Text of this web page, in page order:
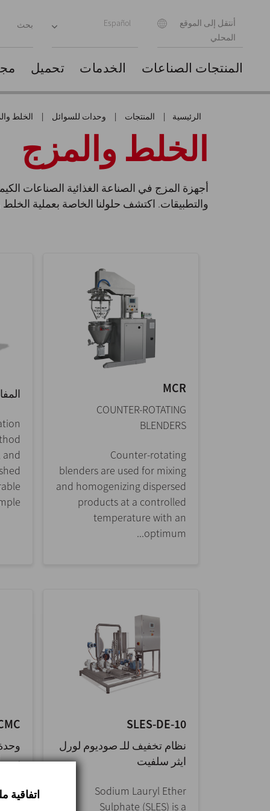
أنتقل إلى الموقع
المحلي
Español
المنتجات الصناعات الخدمات تحميل
الرئيسية | المنتجات | وحدات للسوائل | الخلط
الخلط والمزج
أجهزة المزج في الصناعة الغذائية الصناعات
والتطبيقات. اكتشف حلولنا الخاصة بعملية
MCR
COUNTER-ROTATING
BLENDERS
Counter-rotating
blenders are used for mixing
and homogenizing dispersed
products at a controlled
temperature with an
optimum...
SLES-DE-10
نظام تخفيف للـ صوديوم لورل
ايثر سلفيت
Sodium Lauryl Ether
Sulphate (SLES) is a
سي
اتفاقية